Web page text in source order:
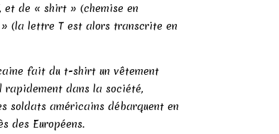
de « shirt » (chemise en
(la lettre T est alors transcrite en
fait du t-shirt un vêtement
rapidement dans la société,
soldats américains débarquent en
des Européens.